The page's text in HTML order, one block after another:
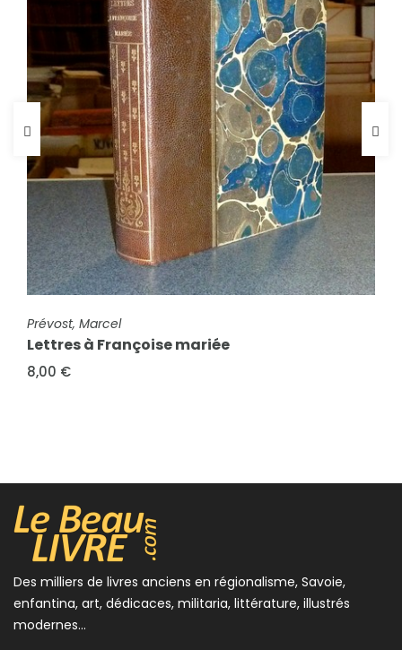
FICHE COMPLÈTE
Prévost, Marcel
Lettres à Françoise mariée
8,00 €
Prévost, Marcel
Des milliers de livres anciens en régionalisme, Savoie,
enfantina, art, dédicaces, militaria, littérature, illustrés
modernes...